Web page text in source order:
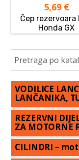
5,69 €
Čep rezervoara
Honda GX
VODILICE
LANČANIKA,
REZERVNI
ZA MOTORNE
CILINDRI –